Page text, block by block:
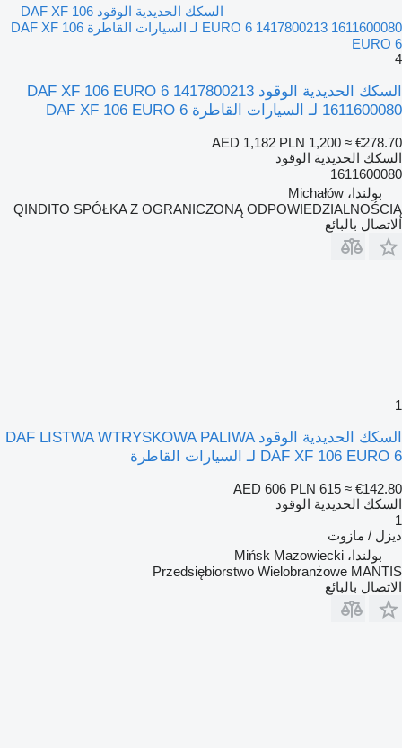
السكك الحديدية الوقود DAF XF 106
EURO 6 1417800213 1611600080 لـ السيارات القاطرة DAF XF 106
EURO 6
4
السكك الحديدية الوقود DAF XF 106 EURO 6 1417800213
1611600080 لـ السيارات القاطرة DAF XF 106 EURO 6
AED 1,182 PLN 1,200 ≈ €278.70
السكك الحديدية الوقود
1611600080
بولندا، Michałów
QINDITO SPÓŁKA Z OGRANICZONĄ ODPOWIEDZIALNOŚCIĄ
الاتصال بالبائع
1
السكك الحديدية الوقود DAF LISTWA WTRYSKOWA PALIWA
DAF XF 106 EURO 6 لـ السيارات القاطرة
AED 606 PLN 615 ≈ €142.80
السكك الحديدية الوقود
1
ديزل / مازوت
بولندا، Mińsk Mazowiecki
Przedsiębiorstwo Wielobranżowe MANTIS
الاتصال بالبائع